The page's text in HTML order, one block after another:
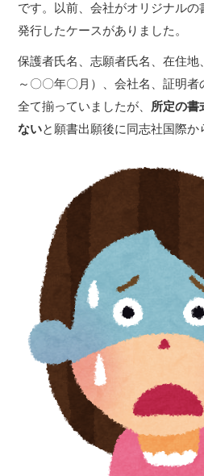
です。以前、会社がオリジナル
発行したケースがありました。
保護者氏名、志願者氏名、在住地
～〇〇年〇月）、会社名、証明
全て揃っていましたが、 所定の書
ないと願書出願後に同志社国際か